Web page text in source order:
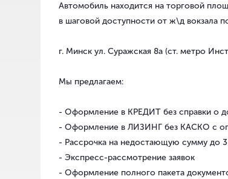
Автомобиль находится на торговой
в шаговой доступности от ж\д вокзала
г. Минск ул. Суражская 8а (ст. метро
Мы предлагаем:
- Оформление в КРЕДИТ без справки о
- Оформление в ЛИЗИНГ без КАСКО с
- Рассрочка на недостающую сумму до
- Экспресс-рассмотрение заявок
- Оформление полного пакета